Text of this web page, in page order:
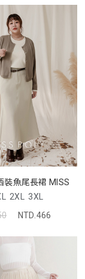
裝魚尾長裙 MISS
2XL 3XL
NTD.466